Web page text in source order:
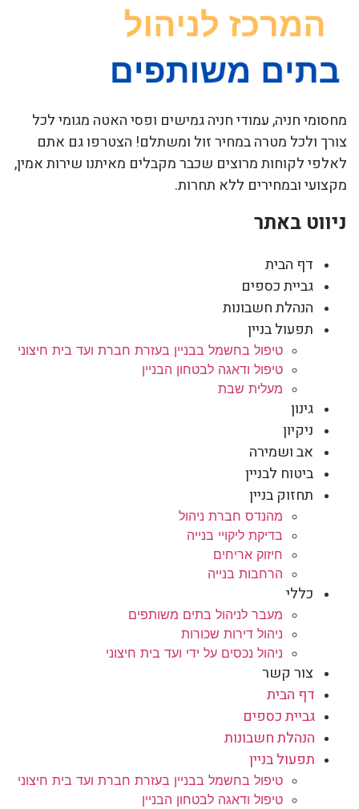
מחסומי חניה, עמודי חניה גמישים ופסי האטה מגומי לכל
צורך ולכל מטרה במחיר זול ומשתלם! הצטרפו גם אתם
לאלפי לקוחות מרוצים שכבר מקבלים מאיתנו שירות אמין,
מקצועי ובמחירים ללא תחרות.
ניווט באתר
דף הבית
גביית כספים
הנהלת חשבונות
תפעול בניין
טיפול בחשמל בבניין בעזרת חברת ועד בית חיצוני
טיפול ודאגה לבטחון הבניין
מעלית שבת
גינון
ניקיון
אב ושמירה
ביטוח לבניין
תחזוק בניין
מהנדס חברת ניהול
בדיקת ליקויי בנייה
חיזוק אריחים
הרחבות בנייה
כללי
מעבר לניהול בתים משותפים
ניהול דירות שכורות
ניהול נכסים על ידי ועד בית חיצוני
צור קשר
דף הבית
גביית כספים
הנהלת חשבונות
תפעול בניין
טיפול בחשמל בבניין בעזרת חברת ועד בית חיצוני
טיפול ודאגה לבטחון הבניין